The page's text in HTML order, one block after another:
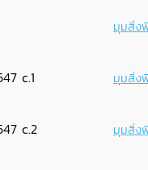
มุมสิ่ง
c.1 มุมสิ่ง
c.2 มุมสิ่ง